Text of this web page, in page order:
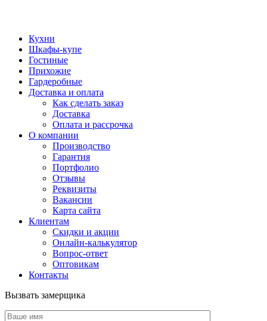
Кухни
Шкафы-купе
Гостиные
Прихожие
Гардеробные
Доставка и оплата
Как сделать заказ
Доставка
Оплата и рассрочка
О компании
Производство
Гарантия
Портфолио
Отзывы
Реквизиты
Вакансии
Карта сайта
Клиентам
Скидки и акции
Онлайн-калькулятор
Вопрос-ответ
Оптовикам
Контакты
Вызвать замерщика